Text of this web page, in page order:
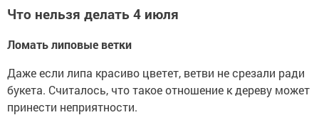
Что нельзя делать 4 июля
Ломать липовые ветки
Даже если липа красиво цветет, ветви не срезали ради
букета. Считалось, что такое отношение к дереву может
принести неприятности.